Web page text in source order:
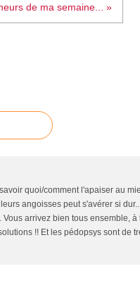
de ma semaine... »
quoi/comment l'apaiser au
angoisses peut s'avérer si
arrivez bien tous ensemble, à
!! Et les pédopsys sont de